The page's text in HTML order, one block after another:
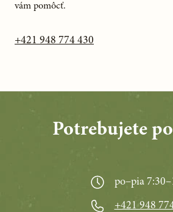
vám pomôcť.
+421 948 774 430
Potrebujete
po–pia
+421 948